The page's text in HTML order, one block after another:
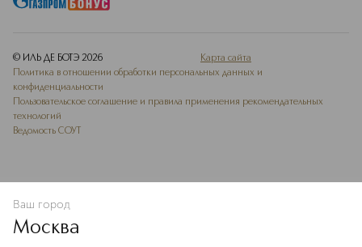
© ИЛЬ ДЕ БОТЭ 2026
Карта сайта
Политика в отношении обработки персональных данных и
конфиденциальности
Пользовательское соглашение и правила применения рекомендательных
технологий
Ведомость СОУТ
Ваш город
Москва